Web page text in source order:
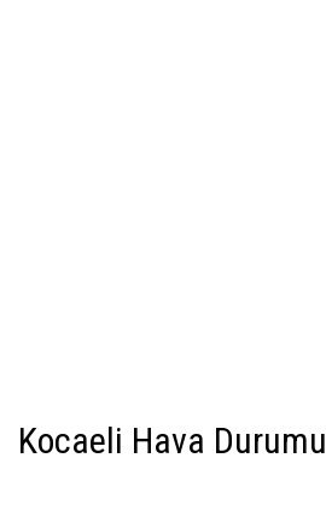
Kocaeli Hava Durumu